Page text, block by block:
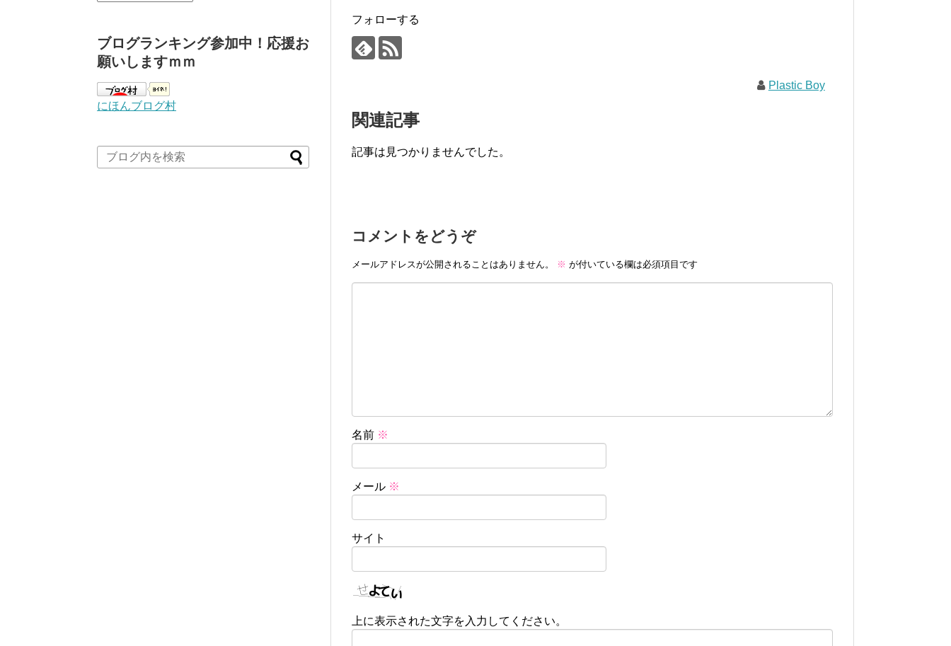
フォローする
Plastic Boy
関連記事
記事は見つかりませんでした。
コメントをどうぞ
メールアドレスが公開されることはありません。 ※ が付いている欄は必須項目です
名前 ※
メール ※
サイト
上に表示された文字を入力してください。
ブログランキング参加中！応援お
願いしますｍｍ
にほんブログ村